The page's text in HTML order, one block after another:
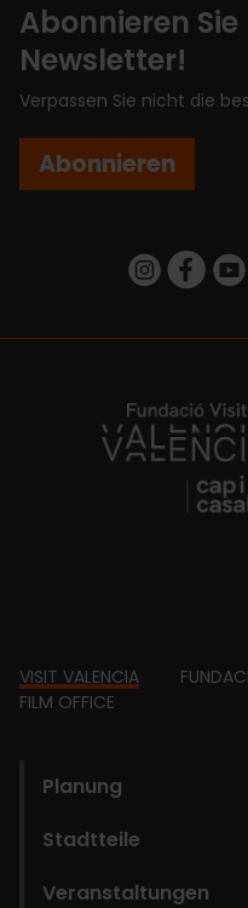
Abonnieren
Newsletter!
Verpassen Sie nicht die
Abonnieren
https://https://
https://
Footer
VISIT VALENCIA
FILM OFFICE
Planung
Stadtteile
Veranstaltungen